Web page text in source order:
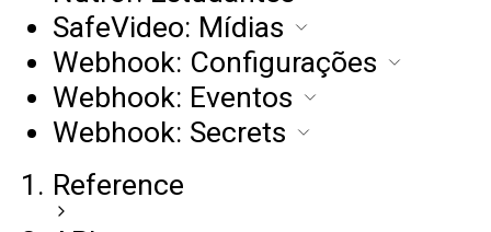
SafeVideo: Mídias
Webhook: Configurações
Webhook: Eventos
Webhook: Secrets
Reference